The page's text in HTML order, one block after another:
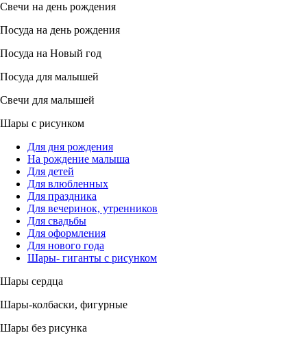
Свечи на день рождения
Посуда на день рождения
Посуда на Новый год
Посуда для малышей
Свечи для малышей
Шары с рисунком
Для дня рождения
На рождение малыша
Для детей
Для влюбленных
Для праздника
Для вечеринок, утренников
Для свадьбы
Для оформления
Для нового года
Шары- гиганты с рисунком
Шары сердца
Шары-колбаски, фигурные
Шары без рисунка